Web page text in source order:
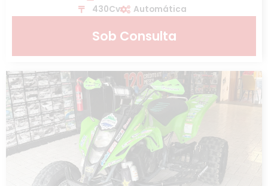
430Cv
Automática
Sob Consulta